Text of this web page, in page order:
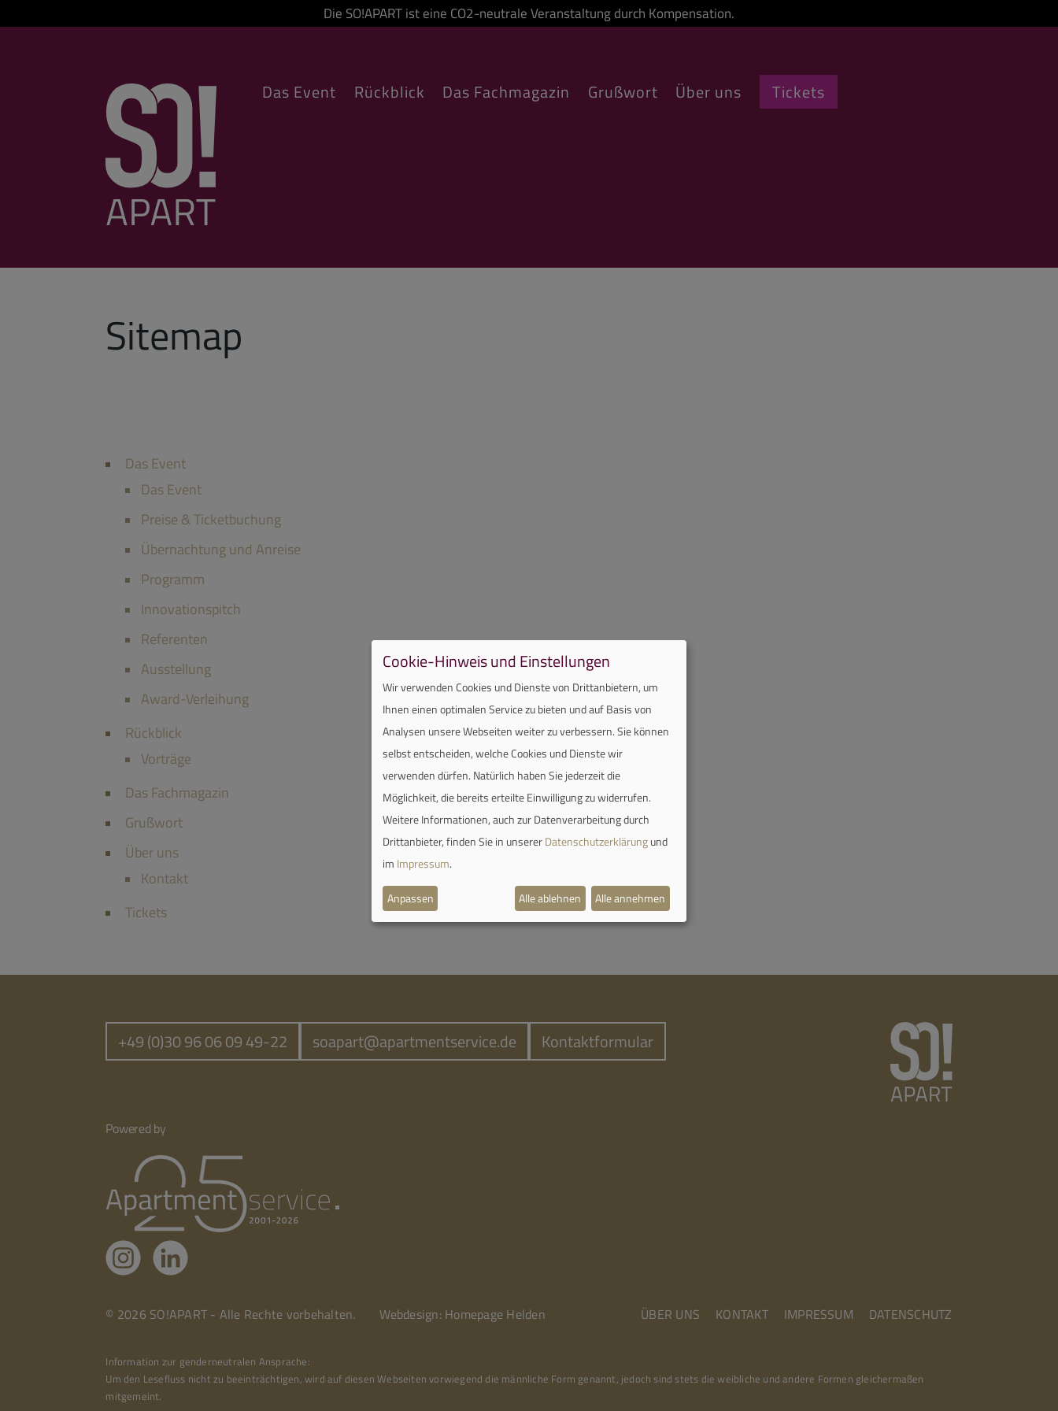
Die SO!APART ist eine CO2-neutrale Veranstaltung durch Kompensation.
Das Event Rückblick Das Fachmagazin Grußwort Über uns Tickets
Sitemap
Das Event
Das Event
Preise & Ticketbuchung
Übernachtung und Anreise
Programm
Innovationspitch
Referenten
Ausstellung
Award-Verleihung
Rückblick
Vorträge
Das Fachmagazin
Grußwort
Über uns
Kontakt
Tickets
+49 (0)30 96 06 09 49-22 soapart@apartmentservice.de Kontaktformular
Powered by
© 2026 SO!APART - Alle Rechte vorbehalten. Webdesign: Homepage Helden ÜBER UNS KONTAKT IMPRESSUM DATENSCHUTZ
Information zur genderneutralen Ansprache:
Um den Lesefluss nicht zu beeinträchtigen, wird auf diesen Webseiten vorwiegend die männliche Form genannt, jedoch sind stets die weibliche und andere Formen gleichermaßen
mitgemeint.
Cookie-Hinweis und Einstellungen
Wir verwenden Cookies und Dienste von Drittanbietern, um
Ihnen einen optimalen Service zu bieten und auf Basis von
Analysen unsere Webseiten weiter zu verbessern. Sie können
selbst entscheiden, welche Cookies und Dienste wir
verwenden dürfen. Natürlich haben Sie jederzeit die
Möglichkeit, die bereits erteilte Einwilligung zu widerrufen.
Weitere Informationen, auch zur Datenverarbeitung durch
Drittanbieter, finden Sie in unsererDatenschutzerklärungund
im Impressum.
Anpassen Alle ablehnen Alle annehmen